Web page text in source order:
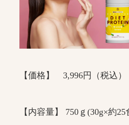
【価格】 3,996円（税込）
【内容量】 750ｇ(30g×約